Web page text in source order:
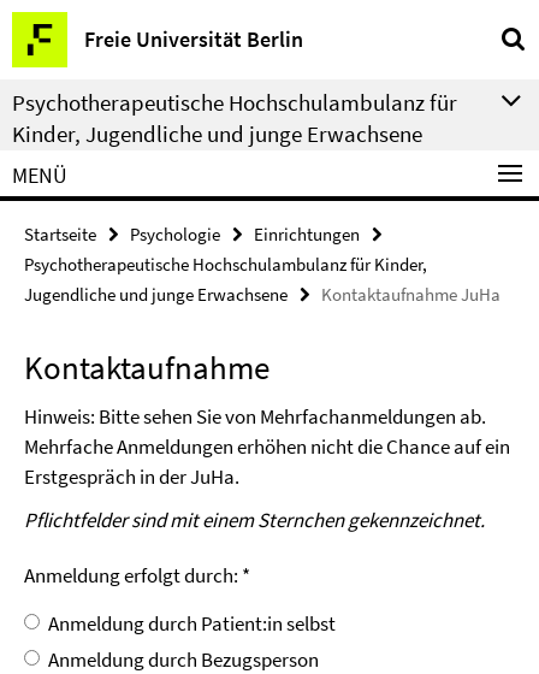
Springe
direkt
zu
Inhalt
Freie Universität Berlin
Service-
Navigation
Psychotherapeutische Hochschulambulanz für
Kinder, Jugendliche und junge Erwachsene
MENÜ
Startseite Psychologie
Einrichtungen
Psychotherapeutische Hochschulambulanz für Kinder,
Jugendliche und junge Erwachsene
Kontaktaufnahme JuHa
Kontaktaufnahme
Hinweis: Bitte sehen Sie von Mehrfachanmeldungen ab.
Mehrfache Anmeldungen erhöhen nicht die Chance auf ein
Erstgespräch in der JuHa.
Pflichtfelder sind mit einem Sternchen gekennzeichnet.
Anmeldung erfolgt durch: *
Anmeldung durch Patient:in selbst
Anmeldung durch Bezugsperson